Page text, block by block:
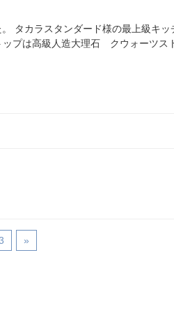
タカラスタンダード様の最上級キッ
ップは高級人造大理石 クウォーツス
»